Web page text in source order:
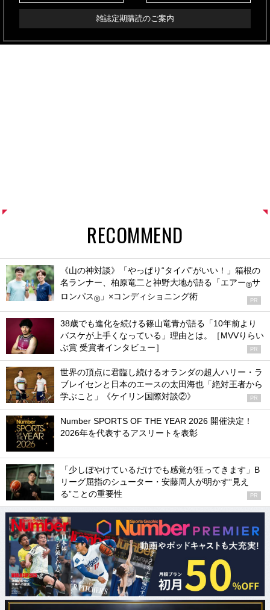
雑誌定期購読のご案内
RECOMMEND
《山の神対談》「やっぱり“タイパ”がいい！」箱根の
名ランナー、柏原竜二と神野大地が語る「エアー®サ
ロンパス® 」×コンディショニング術 PR
38歳でも進化を続ける篠山竜青が語る「10年前より
バスケが上手くなっている」理由とは。［MVVりらい
ぶ賞 受賞者インタビュー］
PR
世界の頂点に君臨し続けるオランダの超人ハリー・ラ
ブレイセンと日本のエースの太田海也「絶対王者から
学ぶこと」《ケイリン国際対談②》
PR
Number SPORTS OF THE YEAR 2026 開催決定！
2026年を代表するアスリートを表彰
「少しぼやけているだけでも感覚が狂ってきます」B
リーグ屈指のシューター・安藤周人が明かす“見え
る”ことの重要性
PR